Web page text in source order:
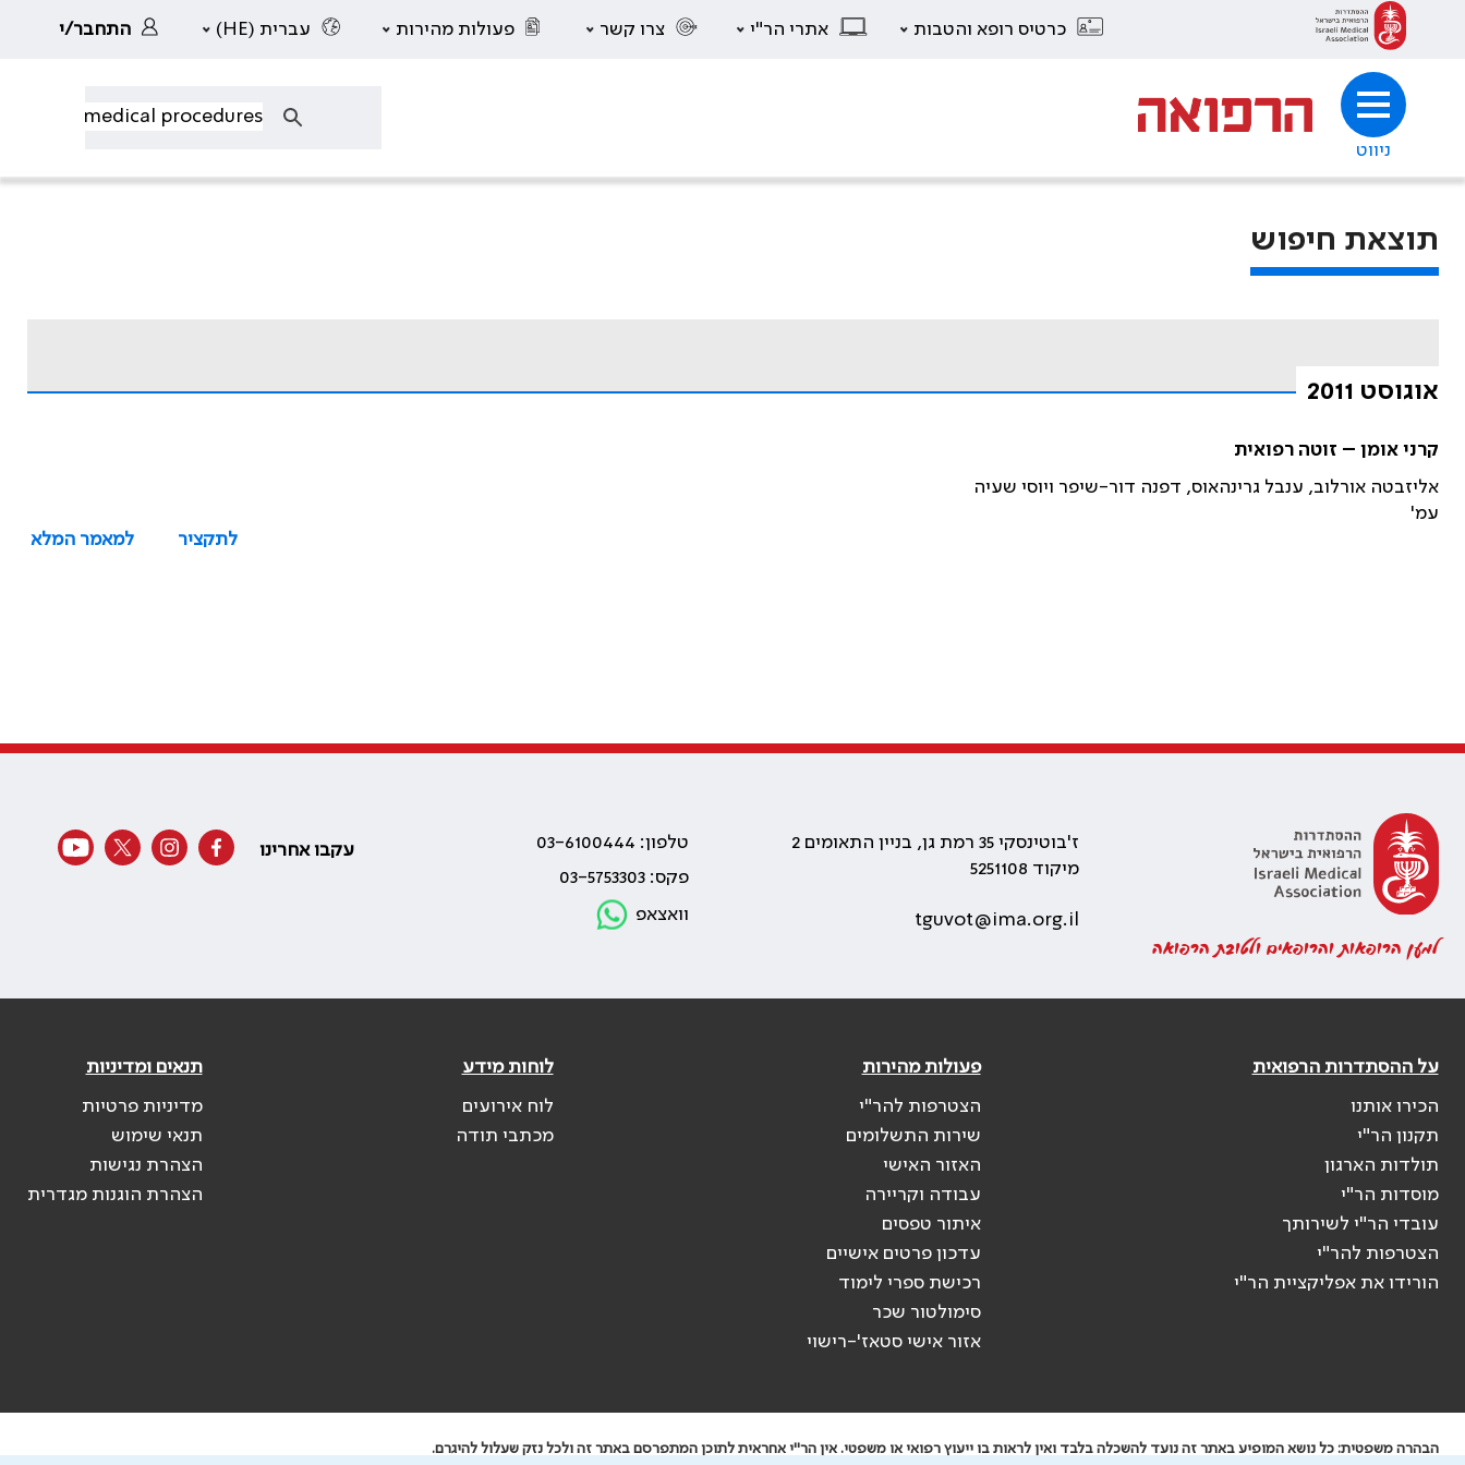
כרטיס רופא והטבות אתרי הר"י צרו קשר פעולות מהירות עברית (HE) התחבר/י
ניווט
תוצאת חיפוש
אוגוסט 2011
קרני אומן – זוטה רפואית
אליזבטה אורלוב, ענבל גרינהאוס, דפנה דור-שיפר ויוסי שעיה
עמ'
לתקציר
למאמר המלא
למען הרופאות והרופאים ולטובת הרפואה
ז'בוטינסקי 35 רמת גן, בניין התאומים 2
מיקוד 5251108
tguvot@ima.org.il
טלפון: 03-6100444
פקס: 03-5753303
וואצאפ
עקבו אחרינו
על ההסתדרות הרפואית
הכירו אותנו
תקנון הר"י
תולדות הארגון
מוסדות הר"י
עובדי הר"י לשירותך
הצטרפות להר"י
הורידו את אפליקציית הר"י
פעולות מהירות
הצטרפות להר"י
שירות התשלומים
האזור האישי
עבודה וקריירה
איתור טפסים
עדכון פרטים אישיים
רכישת ספרי לימוד
סימולטור שכר
אזור אישי סטאז'-רישוי
לוחות מידע
לוח אירועים
מכתבי תודה
תנאים ומדיניות
מדיניות פרטיות
תנאי שימוש
הצהרת נגישות
הצהרת הוגנות מגדרית
הבהרה משפטית: כל נושא המופיע באתר זה נועד להשכלה בלבד ואין לראות בו ייעוץ רפואי או משפטי. אין הר"י אחראית לתוכן המתפרסם באתר זה ולכל נזק שעלול להיגרם.